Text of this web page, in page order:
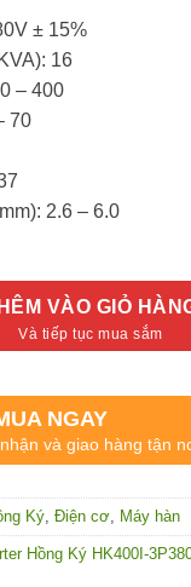
± 15%
16
– 400
70
2.6 – 6.0
VÀO GIỎ
NGAY
và giao hàng tận
Ký, Điện cơ, Máy hàn
Hồng Ký HK400I-